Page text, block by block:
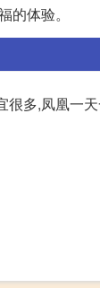
体验。
很多,凤凰一